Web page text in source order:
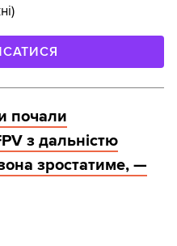
почали
з дальністю
зростатиме, —